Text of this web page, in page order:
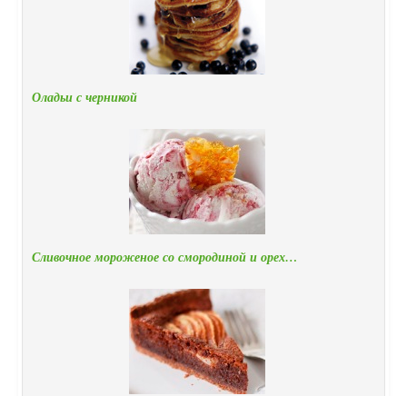
Оладьи с черникой
Сливочное мороженое со смородиной и орех…